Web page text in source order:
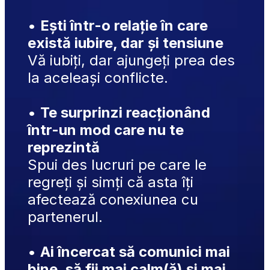
• Ești într-o relație în care
există iubire, dar și tensiune
Vă iubiți, dar ajungeți prea des
la aceleași conflicte.
• Te surprinzi reacționând
într-un mod care nu te
reprezintă
Spui des lucruri pe care le
regreți și simți că asta îți
afectează conexiunea cu
partenerul.
• Ai încercat să comunici mai